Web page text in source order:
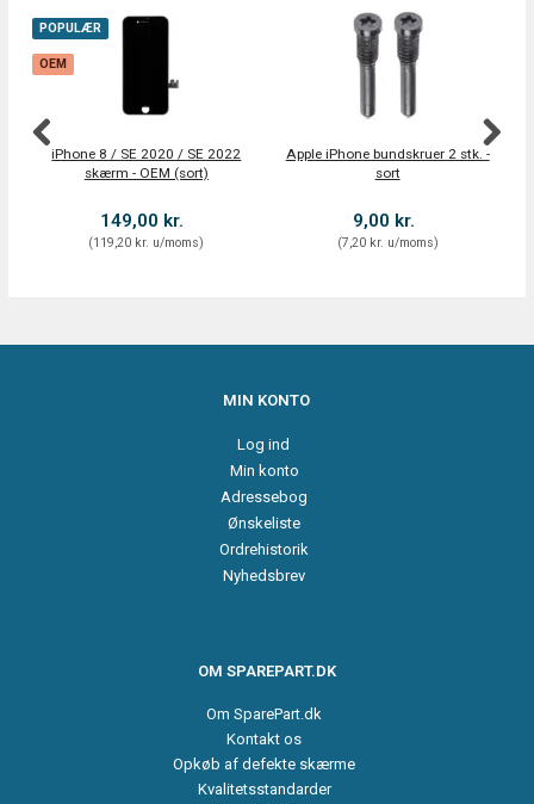
POPULÆR
OEM
iPhone 8 / SE 2020 / SE 2022
skærm - OEM (sort)
149,00 kr.
(119,20 kr. u/moms)
Apple iPhone bundskruer 2 stk. -
sort
9,00 kr.
(7,20 kr. u/moms)
MIN KONTO
Log ind
Min konto
Adressebog
Ønskeliste
Ordrehistorik
Nyhedsbrev
OM SPAREPART.DK
Om SparePart.dk
Kontakt os
Opkøb af defekte skærme
Kvalitetsstandarder